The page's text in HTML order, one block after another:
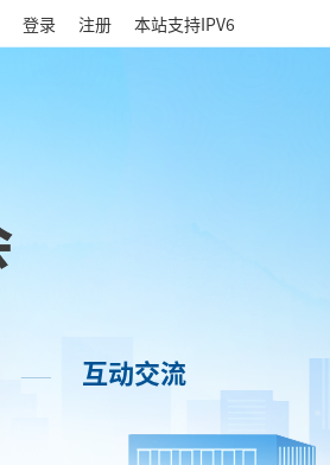
登录 注册 本站支持IPV6
—— 互动交流